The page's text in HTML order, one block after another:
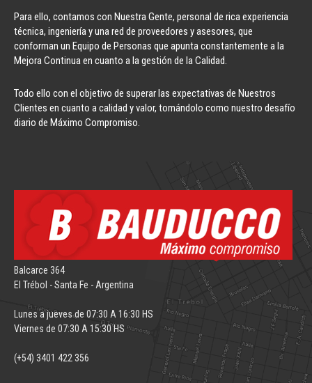
Para ello, contamos con Nuestra Gente, personal de rica experiencia
técnica, ingeniería y una red de proveedores y asesores, que
conforman un Equipo de Personas que apunta constantemente a la
Mejora Continua en cuanto a la gestión de la Calidad.
Todo ello con el objetivo de superar las expectativas de Nuestros
Clientes en cuanto a calidad y valor, tomándolo como nuestro desafío
diario de Máximo Compromiso.
Balcarce 364
El Trébol - Santa Fe - Argentina
Lunes a jueves de 07:30 A 16:30 HS
Viernes de 07:30 A 15:30 HS
(+54) 3401 422 356